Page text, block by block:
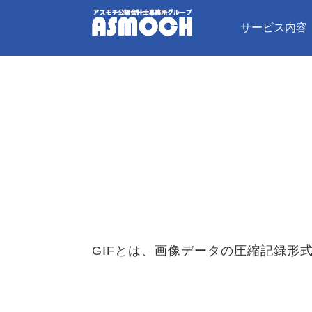
サービス内容
GIFとは、画像データの圧縮記録形